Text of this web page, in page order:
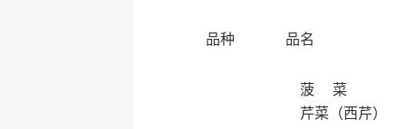
品种 品名
菠 菜
芹菜（西芹）